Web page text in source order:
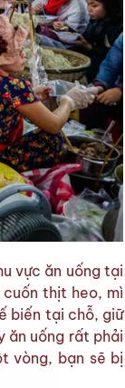
vực ăn uống tại
thịt heo, mì
biến tại chỗ, giữ
ăn uống rất phải
vòng, bạn sẽ bị